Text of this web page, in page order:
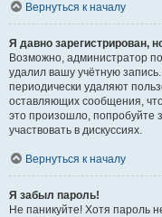
Вернуться к началу
Я давно зарегистрирован,
Возможно, администратор
удалил вашу учётную
периодически удаляют
оставляющих сообщения,
это произошло, попробуйте
участвовать в дискуссиях.
Вернуться к началу
Я забыл пароль!
Не паникуйте! Хотя пароль